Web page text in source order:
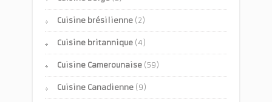
Cuisine brésilienne (2)
Cuisine britannique (4)
Cuisine Camerounaise (59)
Cuisine Canadienne (9)